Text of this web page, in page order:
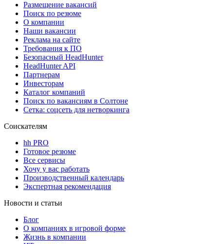
Размещение вакансий
Поиск по резюме
О компании
Наши вакансии
Реклама на сайте
Требования к ПО
Безопасный HeadHunter
HeadHunter API
Партнерам
Инвесторам
Каталог компаний
Поиск по вакансиям в Солтоне
Сетка: соцсеть для нетворкинга
Соискателям
hh PRO
Готовое резюме
Все сервисы
Хочу у вас работать
Производственный календарь
Экспертная рекомендация
Новости и статьи
Блог
О компаниях в игровой форме
Жизнь в компании